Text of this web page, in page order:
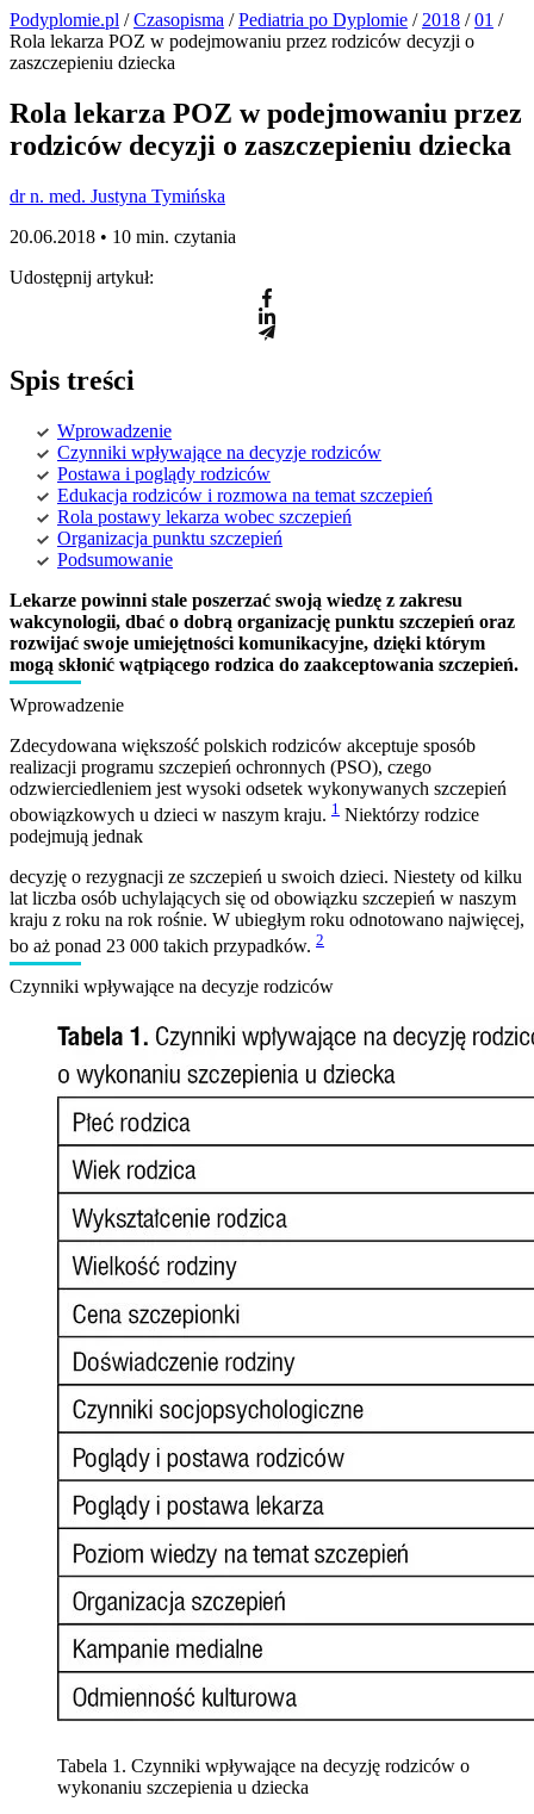
Podyplomie.pl /Czasopisma /Pediatria po Dyplomie / 2018 /01 /
Rola lekarza POZ w podejmowaniu przez rodziców decyzji o
zaszczepieniu dziecka
Rola lekarza POZ w podejmowaniu przez
rodziców decyzji o zaszczepieniu dziecka
dr n. med. Justyna Tymińska
20.06.2018 • 10 min. czytania
Udostępnij artykuł:
Spis treści
Wprowadzenie
Czynniki wpływające na decyzje rodziców
Postawa i poglądy rodziców
Edukacja rodziców i rozmowa na temat szczepień
Rola postawy lekarza wobec szczepień
Organizacja punktu szczepień
Podsumowanie
Lekarze powinni stale poszerzać swoją wiedzę z zakresu
wakcynologii, dbać o dobrą organizację punktu szczepień oraz
rozwijać swoje umiejętności komunikacyjne, dzięki którym
mogą skłonić wątpiącego rodzica do zaakceptowania szczepień.
Wprowadzenie
Zdecydowana większość polskich rodziców akceptuje sposób
realizacji programu szczepień ochronnych (PSO), czego
odzwierciedleniem jest wysoki odsetek wykonywanych szczepień
obowiązkowych u dzieci w naszym kraju. 1 Niektórzy rodzice
podejmują jednak
decyzję o rezygnacji ze szczepień u swoich dzieci. Niestety od kilku
lat liczba osób uchylających się od obowiązku szczepień w naszym
kraju z roku na rok rośnie. W ubiegłym roku odnotowano najwięcej,
bo aż ponad 23 000 takich przypadków. 2
Czynniki wpływające na decyzje rodziców
Tabela 1. Czynniki wpływające na decyzję rodziców o
wykonaniu szczepienia u dziecka